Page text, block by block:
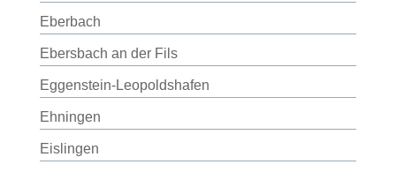
Eberbach
Ebersbach an der Fils
Eggenstein-Leopoldshafen
Ehningen
Eislingen